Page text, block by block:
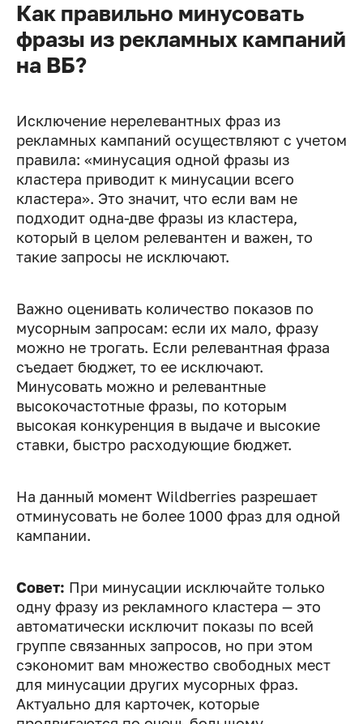
Как правильно минусовать
фразы из рекламных кампаний
на ВБ?
Исключение нерелевантных фраз из
рекламных кампаний осуществляют с учетом
правила: «минусация одной фразы из
кластера приводит к минусации всего
кластера». Это значит, что если вам не
подходит одна-две фразы из кластера,
который в целом релевантен и важен, то
такие запросы не исключают.
Важно оценивать количество показов по
мусорным запросам: если их мало, фразу
можно не трогать. Если релевантная фраза
съедает бюджет, то ее исключают.
Минусовать можно и релевантные
высокочастотные фразы, по которым
высокая конкуренция в выдаче и высокие
ставки, быстро расходующие бюджет.
На данный момент Wildberries разрешает
отминусовать не более 1000 фраз для одной
кампании.
Совет: При минусации исключайте только
одну фразу из рекламного кластера — это
автоматически исключит показы по всей
группе связанных запросов, но при этом
сэкономит вам множество свободных мест
для минусации других мусорных фраз.
Актуально для карточек, которые